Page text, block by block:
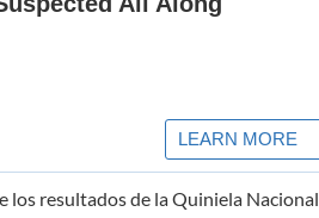
los resultados de la Quiniela Nacional